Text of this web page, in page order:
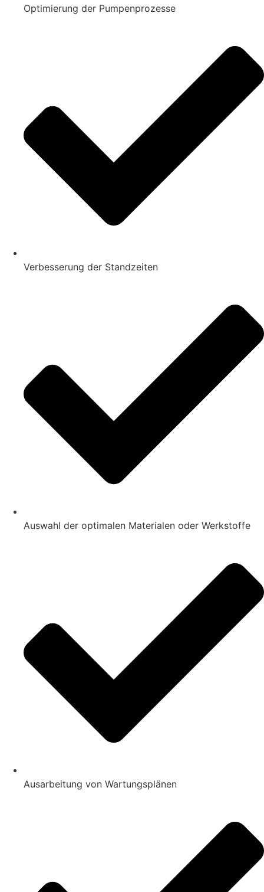
Optimierung der Pumpenprozesse
Verbesserung der Standzeiten
Auswahl der optimalen Materialen oder Werkstoffe
Ausarbeitung von Wartungsplänen